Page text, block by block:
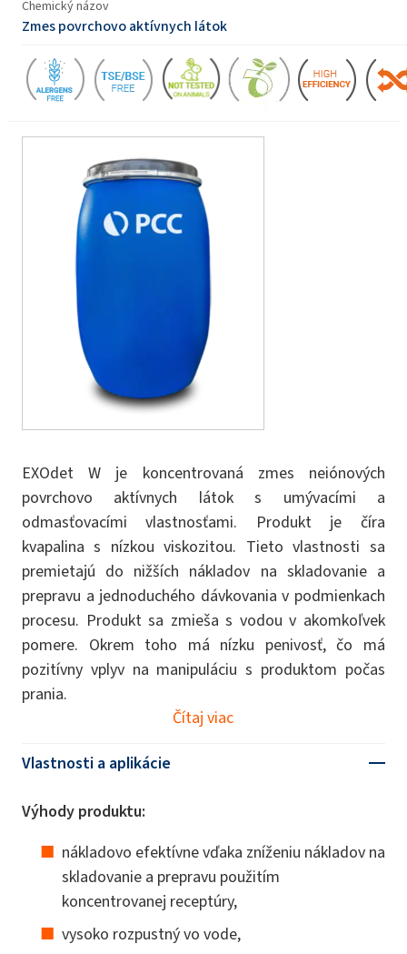
Chemický názov
Zmes povrchovo aktívnych látok
EXOdet W je koncentrovaná zmes neiónových
povrchovo aktívnych látok s umývacími a
odmasťovacími vlastnosťami. Produkt je číra
kvapalina s nízkou viskozitou. Tieto vlastnosti sa
premietajú do nižších nákladov na skladovanie a
prepravu a jednoduchého dávkovania v podmienkach
procesu. Produkt sa zmieša s vodou v akomkoľvek
pomere. Okrem toho má nízku penivosť, čo má
pozitívny vplyv na manipuláciu s produktom počas
prania.
Čítaj viac
Vlastnosti a aplikácie
Výhody produktu:
nákladovo efektívne vďaka zníženiu nákladov na
skladovanie a prepravu použitím
koncentrovanej receptúry,
vysoko rozpustný vo vode,